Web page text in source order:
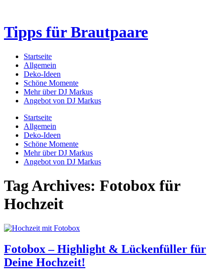
Tipps für Brautpaare
Startseite
Allgemein
Deko-Ideen
Schöne Momente
Mehr über DJ Markus
Angebot von DJ Markus
Startseite
Allgemein
Deko-Ideen
Schöne Momente
Mehr über DJ Markus
Angebot von DJ Markus
Tag Archives: Fotobox für
Hochzeit
Fotobox – Highlight & Lückenfüller für
Deine Hochzeit!